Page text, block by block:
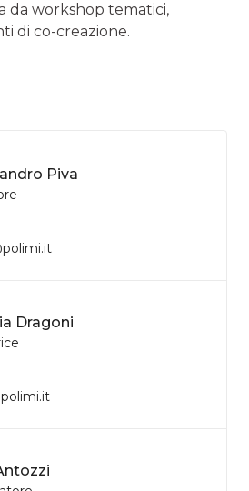
da workshop tematici,
di co-creazione.
Piva
Dragoni